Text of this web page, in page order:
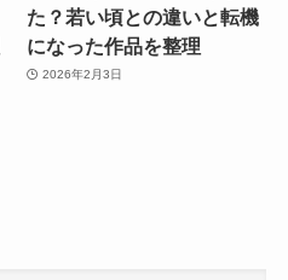
た？若い頃との違いと転機
になった作品を整理
2026年2月3日